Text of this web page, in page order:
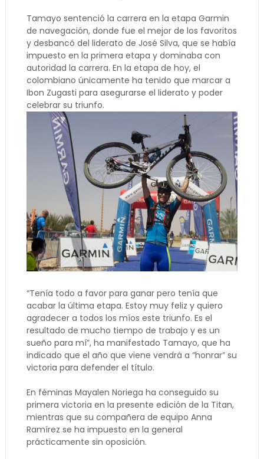
Tamayo sentenció la carrera en la etapa Garmin
de navegación, donde fue el mejor de los favoritos
y desbancó del liderato de José Silva, que se había
impuesto en la primera etapa y dominaba con
autoridad la carrera. En la etapa de hoy, el
colombiano únicamente ha tenido que marcar a
Ibon Zugasti para asegurarse el liderato y poder
celebrar su triunfo.
“Tenía todo a favor para ganar pero tenía que
acabar la última etapa. Estoy muy feliz y quiero
agradecer a todos los míos este triunfo. Es el
resultado de mucho tiempo de trabajo y es un
sueño para mí”, ha manifestado Tamayo, que ha
indicado que el año que viene vendrá a “honrar” su
victoria para defender el título.
En féminas Mayalen Noriega ha conseguido su
primera victoria en la presente edición de la Titan,
mientras que su compañera de equipo Anna
Ramírez se ha impuesto en la general
prácticamente sin oposición.